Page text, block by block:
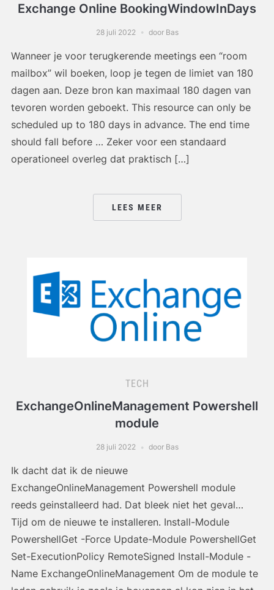
Exchange Online BookingWindowInDays
28 juli 2022 door Bas
Wanneer je voor terugkerende meetings een “room
mailbox” wil boeken, loop je tegen de limiet van 180
dagen aan. Deze bron kan maximaal 180 dagen van
tevoren worden geboekt. This resource can only be
scheduled up to 180 days in advance. The end time
should fall before … Zeker voor een standaard
operationeel overleg dat praktisch […]
LEES MEER
TECH
ExchangeOnlineManagement Powershell
module
28 juli 2022 door Bas
Ik dacht dat ik de nieuwe
ExchangeOnlineManagement Powershell module
reeds geinstalleerd had. Dat bleek niet het geval…
Tijd om de nieuwe te installeren. Install-Module
PowershellGet -Force Update-Module PowershellGet
Set-ExecutionPolicy RemoteSigned Install-Module -
Name ExchangeOnlineManagement Om de module te